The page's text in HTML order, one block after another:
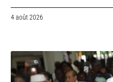
4 août 2026